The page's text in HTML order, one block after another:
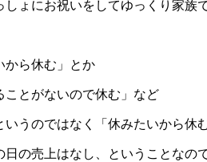
ょにお祝いをしてゆっくり家族
から休む」とか
ことがないので休む」など
いうのではなく「休みたいから
の売上はなし、ということなの